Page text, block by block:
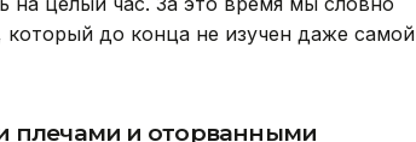
до конца не изучен даже самой
плечами и оторванными